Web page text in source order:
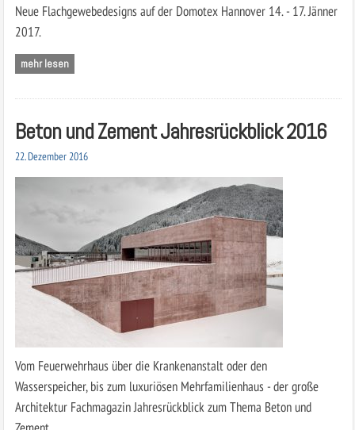
Neue Flachgewebedesigns auf der Domotex Hannover 14. - 17. Jänner
2017.
mehr lesen
Beton und Zement Jahresrückblick 2016
22. Dezember 2016
Vom Feuerwehrhaus über die Krankenanstalt oder den
Wasserspeicher, bis zum luxuriösen Mehrfamilienhaus - der große
Architektur Fachmagazin Jahresrückblick zum Thema Beton und